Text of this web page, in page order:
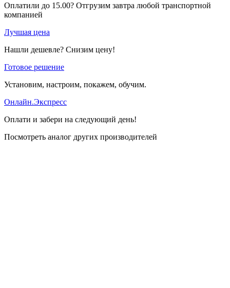
Оплатили до 15.00? Отгрузим завтра любой транспортной
компанией
Лучшая цена
Нашли дешевле? Снизим цену!
Готовое решение
Установим, настроим, покажем, обучим.
Онлайн.Экспресс
Оплати и забери на следующий день!
Посмотреть аналог других производителей